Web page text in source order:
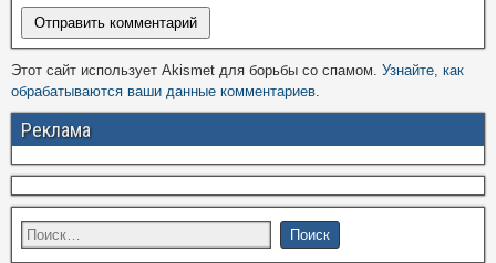
Этот сайт использует Akismet для борьбы со спамом. Узнайте, как
обрабатываются ваши данные комментариев
Реклама